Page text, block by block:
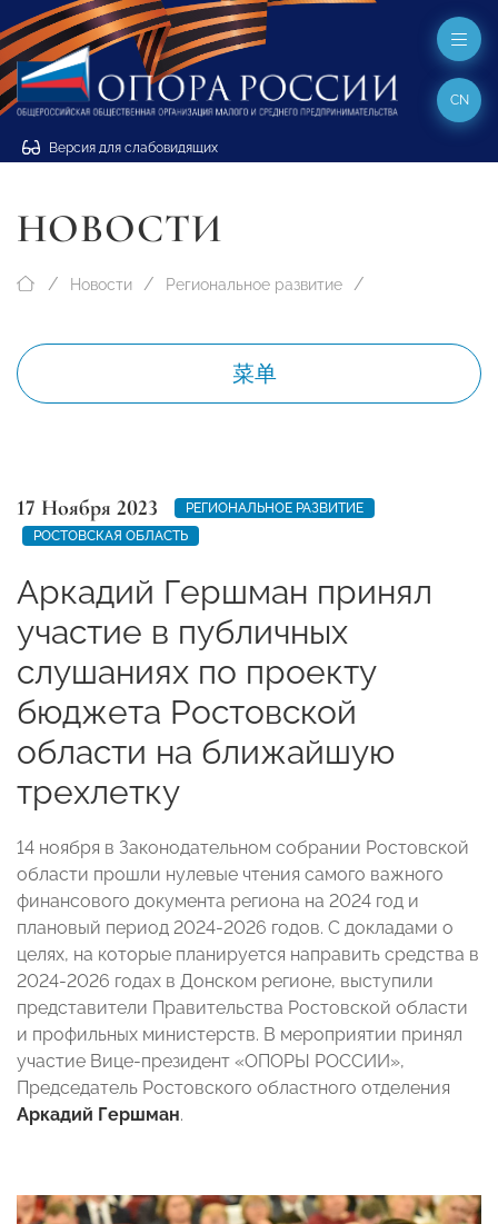
Версия для слабовидящих
CN
НОВОСТИ
Новости Региональное развитие
菜单
17 Ноября 2023
РЕГИОНАЛЬНОЕ РАЗВИТИЕ
РОСТОВСКАЯ ОБЛАСТЬ
Аркадий Гершман принял
участие в публичных
слушаниях по проекту
бюджета Ростовской
области на ближайшую
трехлетку
14 ноября в Законодательном собрании Ростовской
области прошли нулевые чтения самого важного
финансового документа региона на 2024 год и
плановый период 2024-2026 годов. С докладами о
целях, на которые планируется направить средства в
2024-2026 годах в Донском регионе, выступили
представители Правительства Ростовской области
и профильных министерств. В мероприятии принял
участие Вице-президент «ОПОРЫ РОССИИ»,
Председатель Ростовского областного отделения
Аркадий Гершман.